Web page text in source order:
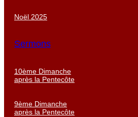
Noël 2025
Sermons
10ème Dimanche
après la Pentecôte
9ème Dimanche
après la Pentecôte